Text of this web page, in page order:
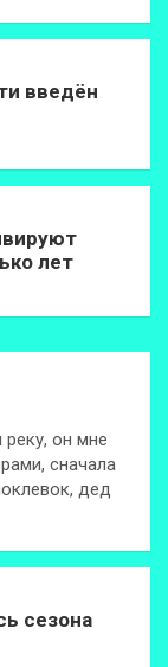
введён
лет
он мне
сначала
дед
сезона